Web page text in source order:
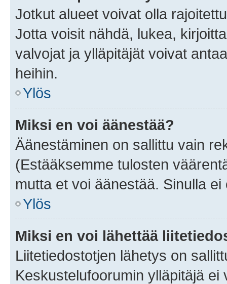
Jotkut alueet voivat olla
Jotta voisit nähdä, lukea,
valvojat ja ylläpitäjät voivat
heihin.
Ylös
Miksi en voi äänestää?
Äänestäminen on sallittu vain
(Estääksemme tulosten
mutta et voi äänestää. Sinulla
Ylös
Miksi en voi lähettää
Liitetiedostotjen lähetys on
Keskustelufoorumin ylläpitäjä